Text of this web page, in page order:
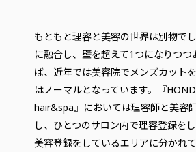
もともと理容と美容の世界は別物で
に融合し、壁を超えて1つになりつつ
ば、近年では美容院でメンズカット
はノーマルとなっています。『
hair&spa』においては理容師と美容
し、ひとつのサロン内で理容登録を
美容登録をしているエリアに分かれて